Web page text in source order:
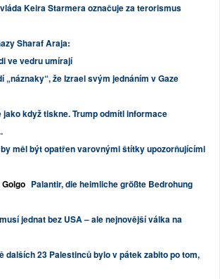
Keira Starmera označuje za terorismus
Sharaf Araja:
ve vedru umírají
„náznaky“, že Izrael svým jednáním v Gaze
jako když tiskne. Trump odmítl informace
měl být opatřen varovnými štítky upozorňujícími
Palantir, die heimliche größte Bedrohung
jednat bez USA – ale nejnovější válka na
dalších 23 Palestinců bylo v pátek zabito po tom,